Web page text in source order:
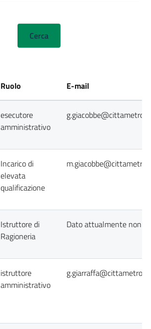
Ruolo E-mail
esecutore
amministrativo
Incarico di
elevata
qualificazione
Istruttore di
Ragioneria
Dato attualmente non
istruttore
amministrativo